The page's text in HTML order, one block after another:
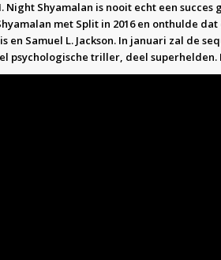
Night Shyamalan is nooit echt een
met Split in 2016 en onthulde
en Samuel L. Jackson. In januari zal de
psychologische triller, deel